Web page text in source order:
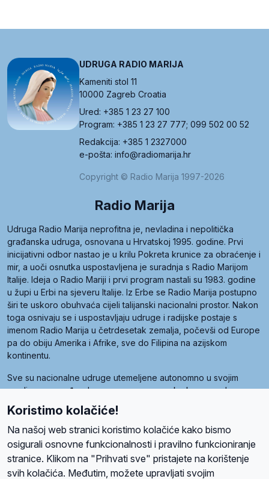
UDRUGA RADIO MARIJA
Kameniti stol 11
10000 Zagreb Croatia
Ured: +385 1 23 27 100
Program: +385 1 23 27 777; 099 502 00 52
Redakcija: +385 1 2327000
e-pošta: info@radiomarija.hr
Copyright © Radio Marija 1997-2026
Radio Marija
Udruga Radio Marija neprofitna je, nevladina i nepolitička
građanska udruga, osnovana u Hrvatskoj 1995. godine. Prvi
inicijativni odbor nastao je u krilu Pokreta krunice za obraćenje i
mir, a uoči osnutka uspostavljena je suradnja s Radio Marijom
Italije. Ideja o Radio Mariji i prvi program nastali su 1983. godine
u župi u Erbi na sjeveru Italije. Iz Erbe se Radio Marija postupno
širi te uskoro obuhvaća cijeli talijanski nacionalni prostor. Nakon
toga osnivaju se i uspostavljaju udruge i radijske postaje s
imenom Radio Marija u četrdesetak zemalja, počevši od Europe
pa do obiju Amerika i Afrike, sve do Filipina na azijskom
kontinentu.
Sve su nacionalne udruge utemeljene autonomno u svojim
zemljama, a međusobna su povezane preko krovne udruge
pod nazivom Svjetska obitelj Radio Marije (World Family of
Radio Maria). Svjetsku obitelj utemeljilo je sedam članica, među
kojima je i hrvatska Udruga Radio Marija.
Koristimo kolačiće!
Na našoj web stranici koristimo kolačiće kako bismo
osigurali osnovne funkcionalnosti i pravilno funkcioniranje
stranice. Klikom na "Prihvati sve" pristajete na korištenje
svih kolačića. Međutim, možete upravljati svojim